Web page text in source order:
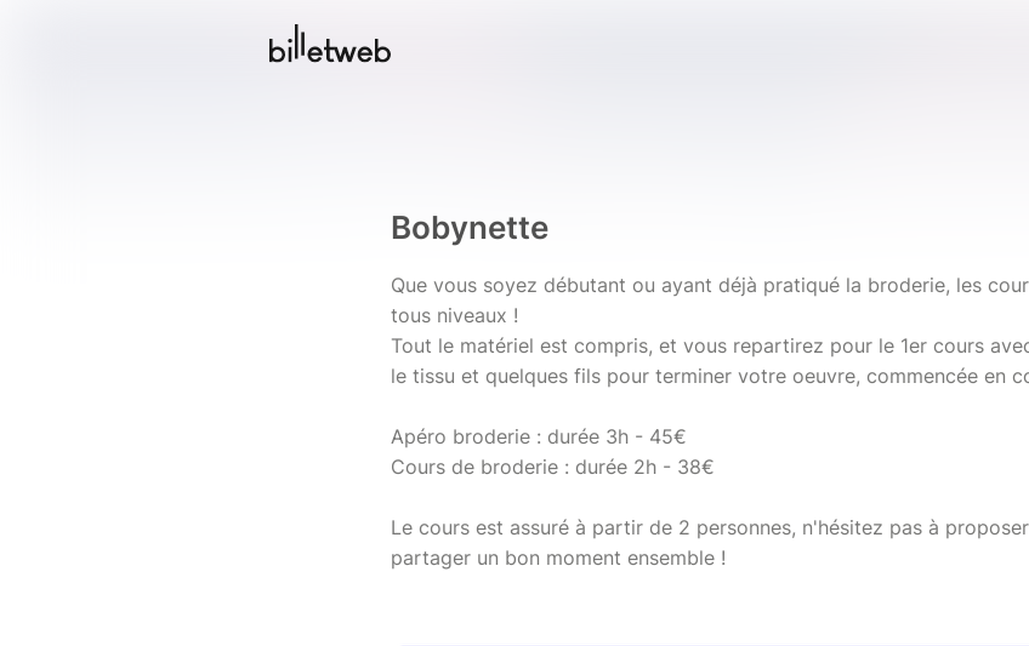
Bobynette
Que vous soyez débutant ou ayant déjà pratiqué la broderie, les
tous niveaux !
Tout le matériel est compris, et vous repartirez pour le 1er cours
le tissu et quelques fils pour terminer votre oeuvre, commencée en
Apéro broderie : durée 3h - 45€
Cours de broderie : durée 2h - 38€
Le cours est assuré à partir de 2 personnes, n'hésitez pas à
partager un bon moment ensemble !